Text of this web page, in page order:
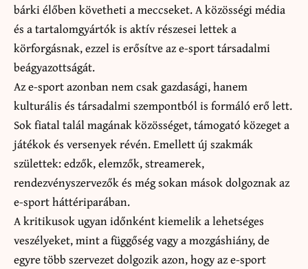
bárki élőben követheti a meccseket. A közösségi média
és a tartalomgyártók is aktív részesei lettek a
körforgásnak, ezzel is erősítve az e-sport társadalmi
beágyazottságát.
Az e-sport azonban nem csak gazdasági, hanem
kulturális és társadalmi szempontból is formáló erő lett.
Sok fiatal talál magának közösséget, támogató közeget a
játékok és versenyek révén. Emellett új szakmák
születtek: edzők, elemzők, streamerek,
rendezvényszervezők és még sokan mások dolgoznak az
e-sport háttériparában.
A kritikusok ugyan időnként kiemelik a lehetséges
veszélyeket, mint a függőség vagy a mozgáshiány, de
egyre több szervezet dolgozik azon, hogy az e-sport